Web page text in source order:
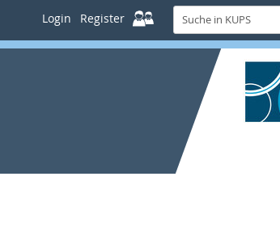
Login Register
Suche
in
KUPS